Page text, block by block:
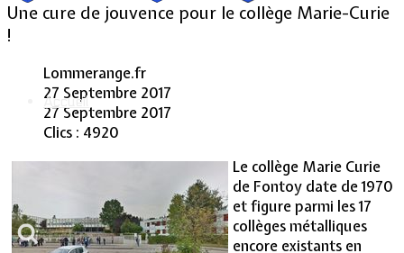
Accueil
Une cure de jouvence pour le collège Marie-Curie
!
Lommerange.fr
27 Septembre 2017
27 Septembre 2017
Clics : 4920
Le collège Marie Curie
de Fontoy date de 1970
et figure parmi les 17
collèges métalliques
encore existants en